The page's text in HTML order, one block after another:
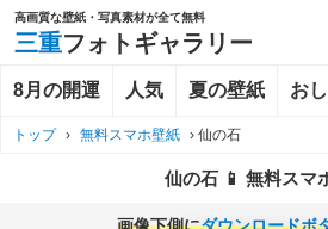
高画質な壁紙・写真素材が全て無料
三重フォトギャラリー
8月の開運 人気 夏の壁紙 お
トップ › 無料スマホ壁紙 › 仙の石
仙の石 📱 無料スマ